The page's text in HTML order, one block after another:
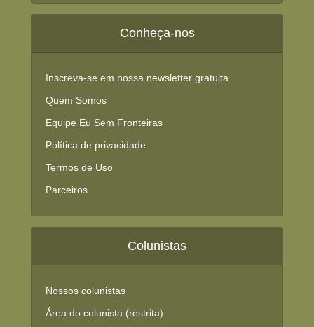
Conheça-nos
Inscreva-se em nossa newsletter gratuita
Quem Somos
Equipe Eu Sem Fronteiras
Política de privacidade
Termos de Uso
Parceiros
Colunistas
Nossos colunistas
Área do colunista (restrita)